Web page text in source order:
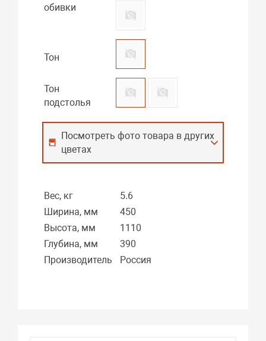
обивки
Тон
Тон
подстолья
Посмотреть фото товара в других
цветах
Вес, кг
5.6
Ширина, мм
450
Высота, мм
1110
Глубина, мм
390
Производитель
Россия